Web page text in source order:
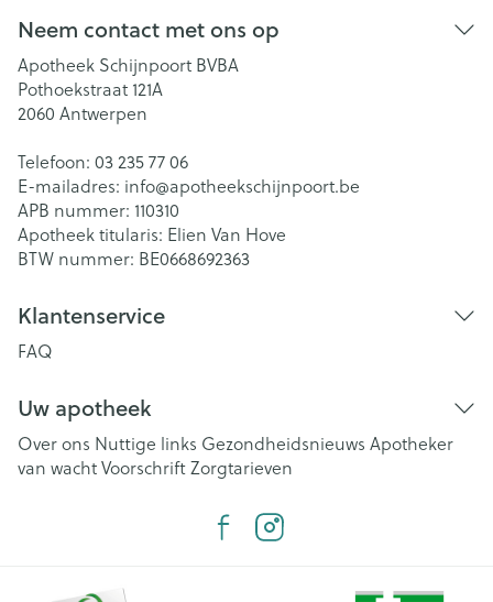
Neem contact met ons op
Apotheek Schijnpoort BVBA
Pothoekstraat 121A
2060 Antwerpen
Telefoon: 03 235 77 06
E-mailadres: info@apotheekschijnpoort.be
APB nummer: 110310
Apotheek titularis: Elien Van Hove
BTW nummer: BE0668692363
Klantenservice
FAQ
Uw apotheek
Over ons Nuttige links Gezondheidsnieuws Apotheker
van wachtVoorschriftZorgtarieven